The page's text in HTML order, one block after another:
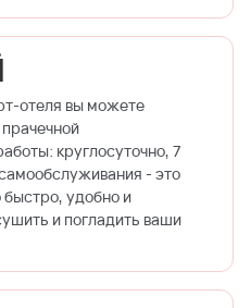
отеля вы можете
круглосуточно, 7
- это
удобно и
и погладить ваши